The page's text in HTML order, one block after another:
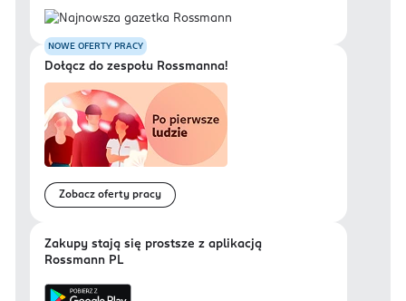
NOWE OFERTY PRACY
Dołącz do zespołu Rossmanna!
Zobacz oferty pracy
Zakupy stają się prostsze z aplikacją
Rossmann PL